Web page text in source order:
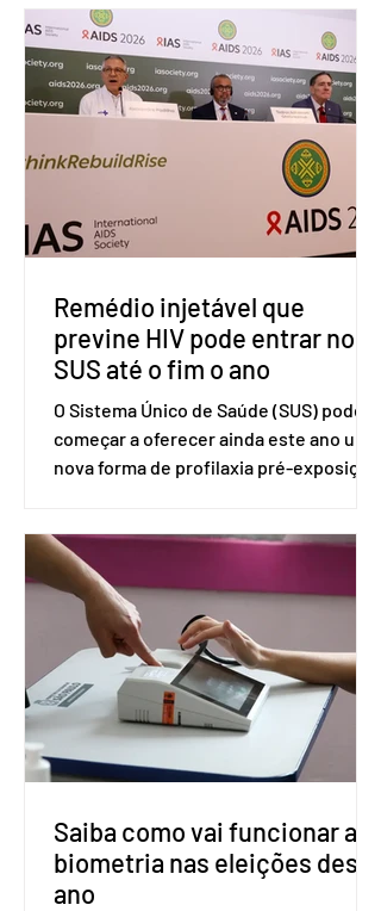
(OMC), contestando duas medidas
tarifárias adotadas pelo país norte-
americano com base na Seção 301 da
Lei de Comércio de 1974. Segundo nota
divulgada pelo Ministério das Relações
Exteriores, o Brasil considera que as
incompatíveis com as obrigações
assumidas pelos Estados Unid
Remédio injetável que
previne HIV pode entrar no
SUS até o fim o ano
O Sistema Único de Saúde (SUS) pode
começar a oferecer ainda este ano uma
nova forma de profilaxia pré-exposição
medicamento carbotegravir, que
impede a replicação do vírus de forma
prolongada e pode ser tomado a cada
dois meses. O pedido de inclusão vai
ser encaminhado pelo Ministério da
Saúde à Comissão Nacional de
Incorporação de Novas Tecnologias no
SUS (Conitec) na semana que vem. A
Conitec é um colegiado
Saiba como vai funcionar a
biometria nas eleições deste
ano